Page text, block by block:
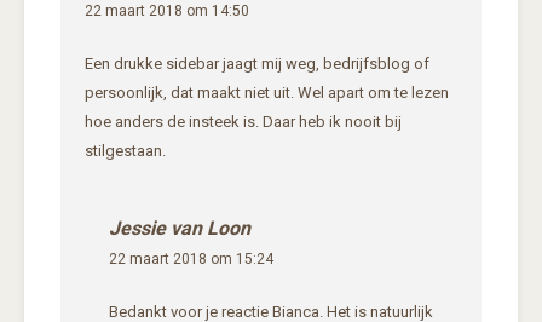
22 maart 2018 om 14:50
Een drukke sidebar jaagt mij weg, bedrijfsblog of
persoonlijk, dat maakt niet uit. Wel apart om te lezen
hoe anders de insteek is. Daar heb ik nooit bij
stilgestaan.
Jessie van Loon
22 maart 2018 om 15:24
Bedankt voor je reactie Bianca. Het is natuurlijk